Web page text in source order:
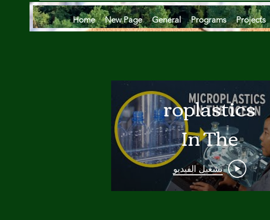
Home New Page General Programs Projects
Microplastics
In The
Ocean
Are A
تشغيل الفيديو